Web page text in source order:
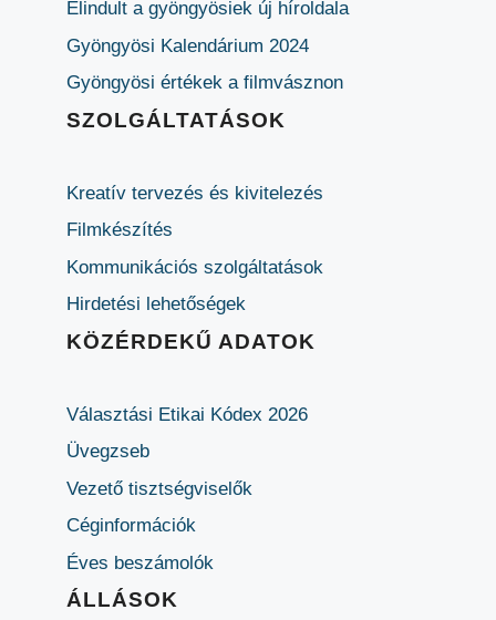
Elindult a gyöngyösiek új híroldala
Gyöngyösi Kalendárium 2024
Gyöngyösi értékek a filmvásznon
SZOLGÁLTATÁSOK
Kreatív tervezés és kivitelezés
Filmkészítés
Kommunikációs szolgáltatások
Hirdetési lehetőségek
KÖZÉRDEKŰ ADATOK
Választási Etikai Kódex 2026
Üvegzseb
Vezető tisztségviselők
Céginformációk
Éves beszámolók
ÁLLÁSOK